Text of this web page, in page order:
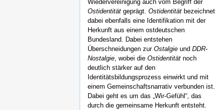
Wiedervereinigung auch vom Begriff der
Ostidentität geprägt. Ostidentität bezeichnet
dabei ebenfalls eine Identifikation mit der
Herkunft aus einem ostdeutschen
Bundesland. Dabei entstehen
Überschneidungen zur Ostalgie und DDR-
Nostalgie, wobei die Ostidentität noch
deutlich stärker auf den
Identitätsbildungsprozess einwirkt und mit
einem Gemeinschaftsnarrativ verbunden ist.
Dabei geht es um das „Wir-Gefühl“, das
durch die gemeinsame Herkunft entsteht.